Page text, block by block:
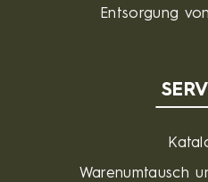
Entsorgung
Warenumtausch